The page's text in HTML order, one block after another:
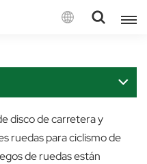
Español
Deutsch
disco de carretera y
ruedas para ciclismo de
de ruedas están